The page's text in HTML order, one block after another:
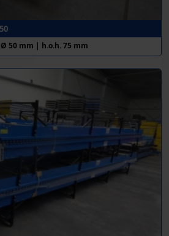
50 mm | h.o.h. 75 mm